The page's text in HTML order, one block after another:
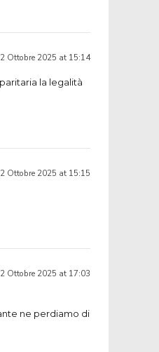
Ottobre 2025 at 15:14
la legalità
Ottobre 2025 at 15:15
Ottobre 2025 at 17:03
ne perdiamo di